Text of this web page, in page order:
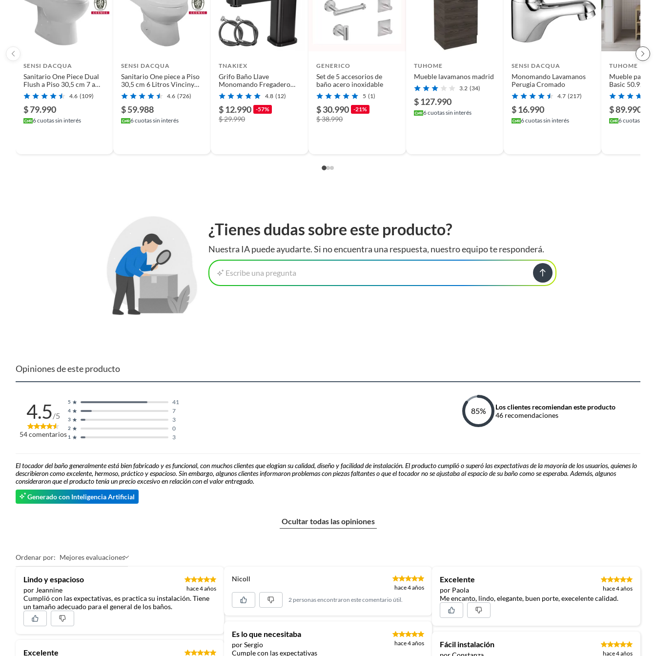
Este vanitorio de la marca Briggs, fabricado en MDP de alta calidad con un espesor de 15 mm, mide 53 cm de ancho,
80 cm de alto y 35 cm de profundidad. Incluye un lavamanos de loza y un sistema anti-rebalse para mayor seguridad.
Su tipo de cierre es suave, asegurando una larga duración. El kit viene en 2 empaques y requiere armado.
Tipo de cierre Cierre suave
Número de cubetas 1
Cantidad de cajones
35 cm
15 mm
SENSI DACQUA
Sanitario One Piece Dual
Flush a Piso 30,5 cm 7 a
4,1 Litros por Descarga
Lara Blanco
4.6 (109)
$ 79.990
6cuotas sin interés
SENSI DACQUA
Sanitario One piece a Piso
30,5 cm 6 Litros Vinciny
Blanco
4.6 (726)
$ 59.988
6cuotas sin interés
TNAKIEX
Grifo Baño Llave
Monomando Fregadero
Mezcladora Inoxidable
4.8 (12)
$ 12.990 -57%
$ 29.990
GENERICO
Set de 5 accesorios de
baño acero inoxidable
5 (1)
$ 30.990 -21%
$ 38.990
TUHOME
Mueble lavamanos madrid
3.2 (34)
$ 127.990
6cuotas sin interés
SENSI DACQUA
Monomando Lavamanos
Perugia Cromado
4.7 (217)
$ 16.990
6cuotas sin interés
TUHOME
Mueble para
Basic
$ 89.990
6cuotas sin
¿Tienes dudas sobre este producto?
Nuestra IA puede ayudarte. Si no encuentra una respuesta, nuestro equipo te responderá.
Escribe una pregunta
Opiniones de este producto
4.5/5
54comentarios 1 3
2 0
3 3
4 7
5 41
85%
Los clientes recomiendan este producto
46 recomendaciones
El tocador del baño generalmente está bien fabricado y es funcional, con muchos clientes que elogian su calidad, diseño y facilidad de instalación. El producto cumplió o superó las expectativas de la mayoría de los usuarios, quienes lo
describieron como excelente, hermoso, práctico y espacioso. Sin embargo, algunos clientes informaron problemas con piezas faltantes o que el tocador no se ajustaba al espacio de su baño como se esperaba. Además, algunos
consideraron que el producto tenía un precio excesivo en relación con el valor entregado.
Generado con Inteligencia Artificial
Ocultar todas las opiniones
Ordenar por: Mejores evaluaciones
Lindo y espacioso
por Jeannine hace 4 años
Cumplió con las expectativas, es practica su instalación. Tiene
un tamaño adecuado para el general de los baños.
Excelente
Nicoll
hace 4 años
2 personas encontraron este comentario útil.
Es lo que necesitaba
por Sergio hace 4 años
Cumple con las expectativas
Excelente
por Paola hace 4 años
Me encanto, lindo, elegante, buen porte, execelente calidad.
Fácil instalación
hace 4 años